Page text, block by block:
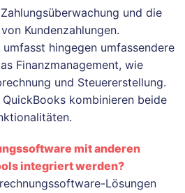
und die
Kundenzahlungen.
hingegen umfassendere
Finanzmanagement, wie
und Steuererstellung.
kombinieren beide
mit anderen
integriert werden?
Lösungen